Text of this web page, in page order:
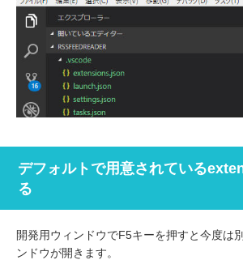
デフォルトで用意されている
る
開発用ウィンドウでF5キーを押すと今度は
ンドウが開きます。